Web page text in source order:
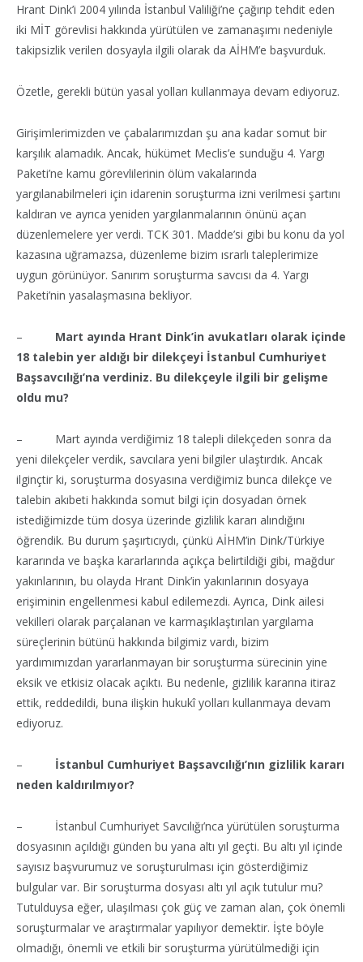
Hrant Dink’i 2004 yılında İstanbul Valiliği’ne çağırıp tehdit eden
iki MİT görevlisi hakkında yürütülen ve zamanaşımı nedeniyle
takipsizlik verilen dosyayla ilgili olarak da AİHM’e başvurduk.
Özetle, gerekli bütün yasal yolları kullanmaya devam ediyoruz.
Girişimlerimizden ve çabalarımızdan şu ana kadar somut bir
karşılık alamadık. Ancak, hükümet Meclis’e sunduğu 4. Yargı
Paketi’ne kamu görevlilerinin ölüm vakalarında
yargılanabilmeleri için idarenin soruşturma izni verilmesi şartını
kaldıran ve ayrıca yeniden yargılanmalarının önünü açan
düzenlemelere yer verdi. TCK 301. Madde’si gibi bu konu da yol
kazasına uğramazsa, düzenleme bizim ısrarlı taleplerimize
uygun görünüyor. Sanırım soruşturma savcısı da 4. Yargı
Paketi’nin yasalaşmasına bekliyor.
– Mart ayında Hrant Dink’in avukatları olarak içinde
18 talebin yer aldığı bir dilekçeyi İstanbul Cumhuriyet
Başsavcılığı’na verdiniz. Bu dilekçeyle ilgili bir gelişme
oldu mu?
– Mart ayında verdiğimiz 18 talepli dilekçeden sonra da
yeni dilekçeler verdik, savcılara yeni bilgiler ulaştırdık. Ancak
ilginçtir ki, soruşturma dosyasına verdiğimiz bunca dilekçe ve
talebin akıbeti hakkında somut bilgi için dosyadan örnek
istediğimizde tüm dosya üzerinde gizlilik kararı alındığını
öğrendik. Bu durum şaşırtıcıydı, çünkü AİHM’in Dink/Türkiye
kararında ve başka kararlarında açıkça belirtildiği gibi, mağdur
yakınlarının, bu olayda Hrant Dink’in yakınlarının dosyaya
erişiminin engellenmesi kabul edilemezdi. Ayrıca, Dink ailesi
vekilleri olarak parçalanan ve karmaşıklaştırılan yargılama
süreçlerinin bütünü hakkında bilgimiz vardı, bizim
yardımımızdan yararlanmayan bir soruşturma sürecinin yine
eksik ve etkisiz olacak açıktı. Bu nedenle, gizlilik kararına itiraz
ettik, reddedildi, buna ilişkin hukukî yolları kullanmaya devam
ediyoruz.
– İstanbul Cumhuriyet Başsavcılığı’nın gizlilik kararı
neden kaldırılmıyor?
– İstanbul Cumhuriyet Savcılığı’nca yürütülen soruşturma
dosyasının açıldığı günden bu yana altı yıl geçti. Bu altı yıl içinde
sayısız başvurumuz ve soruşturulması için gösterdiğimiz
bulgular var. Bir soruşturma dosyası altı yıl açık tutulur mu?
Tutulduysa eğer, ulaşılması çok güç ve zaman alan, çok önemli
soruşturmalar ve araştırmalar yapılıyor demektir. İşte böyle
olmadığı, önemli ve etkili bir soruşturma yürütülmediği için